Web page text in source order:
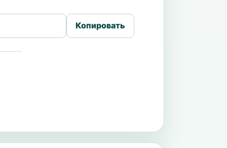
Копировать